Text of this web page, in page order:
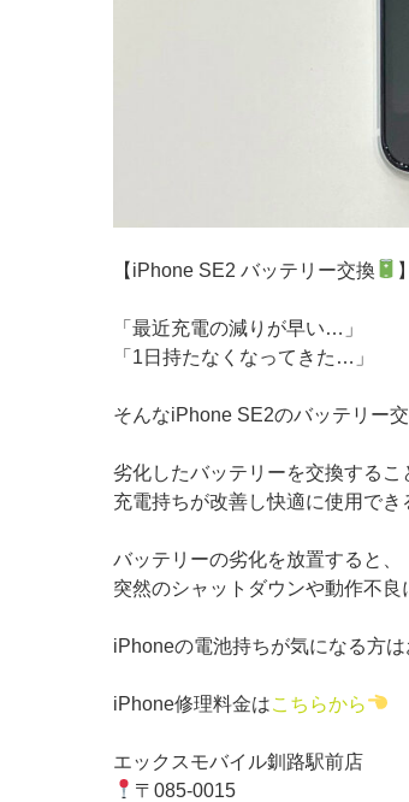
【iPhone SE2 バッテリー交換 】
「最近充電の減りが早い…」
「1日持たなくなってきた…」
そんなiPhone SE2のバッテリー
劣化したバッテリーを交換するこ
充電持ちが改善し快適に使用でき
バッテリーの劣化を放置すると、
突然のシャットダウンや動作不良
iPhoneの電池持ちが気になる方
iPhone修理料金はこちらから
エックスモバイル釧路駅前店
〒085-0015